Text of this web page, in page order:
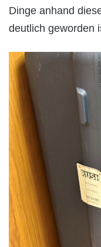
Dinge anhand
deutlich geworden